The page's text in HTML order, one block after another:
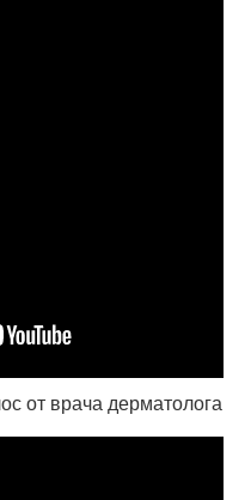
от врача дерматолога